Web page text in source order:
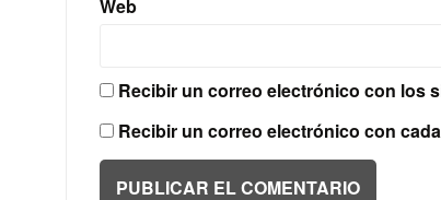
Web
Recibir un correo electrónico con los
Recibir un correo electrónico con